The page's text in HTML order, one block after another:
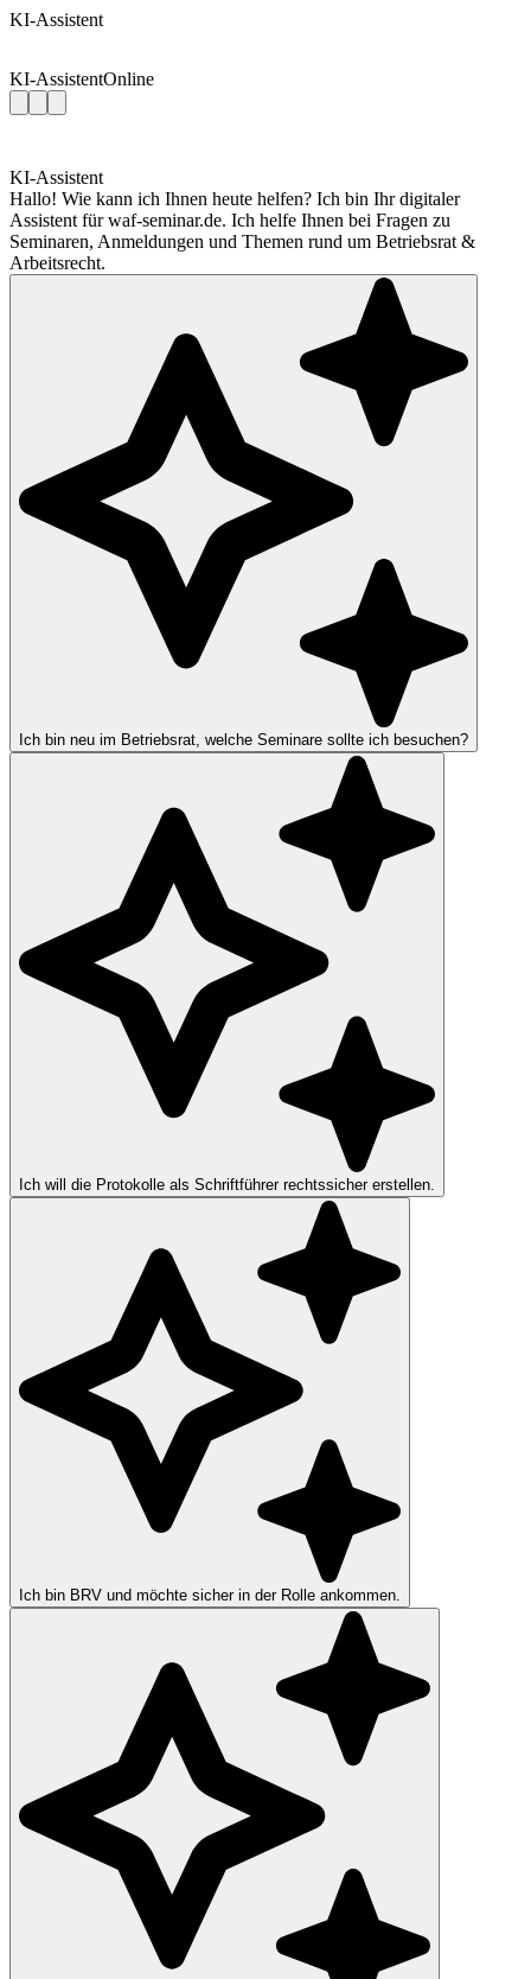
KI-Assistent
KI-AssistentOnline
KI-Assistent
Hallo! Wie kann ich Ihnen heute helfen? Ich bin Ihr digitaler
Assistent für waf-seminar.de. Ich helfe Ihnen bei Fragen zu
Seminaren, Anmeldungen und Themen rund um Betriebsrat &
Arbeitsrecht.
Ich bin neu im Betriebsrat, welche Seminare sollte ich besuchen?
Ich will die Protokolle als Schriftführer rechtssicher erstellen.
Ich bin BRV und möchte sicher in der Rolle ankommen.